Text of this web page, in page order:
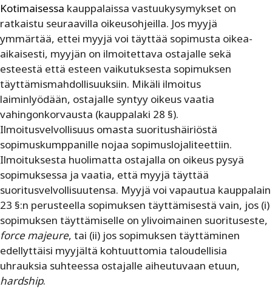
Kotimaisessa kauppalaissa vastuukysymykset on
ratkaistu seuraavilla oikeusohjeilla. Jos myyjä
ymmärtää, ettei myyjä voi täyttää sopimusta oikea-
aikaisesti, myyjän on ilmoitettava ostajalle sekä
esteestä että esteen vaikutuksesta sopimuksen
täyttämismahdollisuuksiin. Mikäli ilmoitus
laiminlyödään, ostajalle syntyy oikeus vaatia
vahingonkorvausta (kauppalaki 28 §).
Ilmoitusvelvollisuus omasta suoritushäiriöstä
sopimuskumppanille nojaa sopimuslojaliteettiin.
Ilmoituksesta huolimatta ostajalla on oikeus pysyä
sopimuksessa ja vaatia, että myyjä täyttää
suoritusvelvollisuutensa. Myyjä voi vapautua kauppalain
23 §:n perusteella sopimuksen täyttämisestä vain, jos (i)
sopimuksen täyttämiselle on ylivoimainen suorituseste,
force majeure, tai (ii) jos sopimuksen täyttäminen
edellyttäisi myyjältä kohtuuttomia taloudellisia
uhrauksia suhteessa ostajalle aiheutuvaan etuun,
hardship.